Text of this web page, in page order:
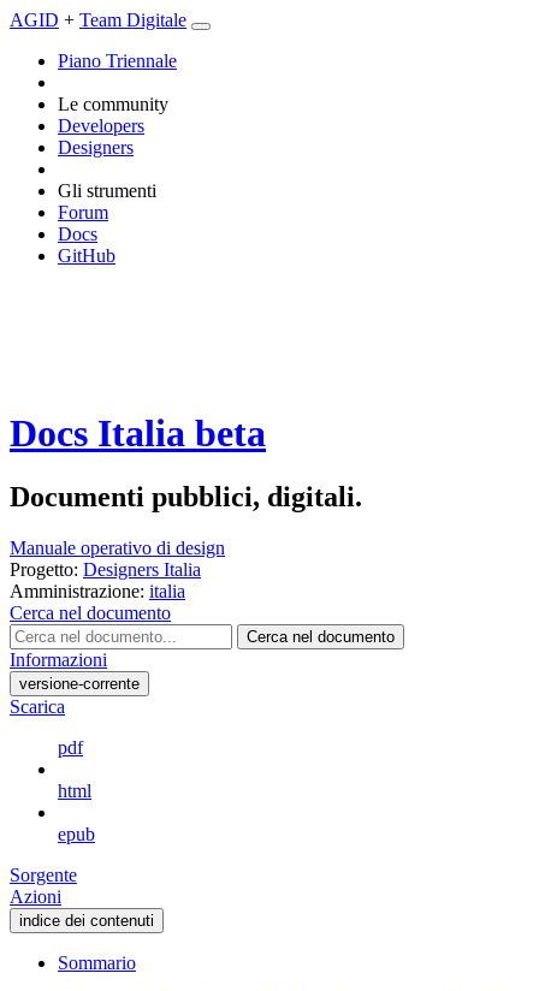
AGID + Team Digitale
Piano Triennale
Le community
Developers
Designers
Gli strumenti
Forum
Docs
GitHub
Docs Italia beta
Documenti pubblici, digitali.
Manuale operativo di design
Progetto: Designers Italia
Amministrazione: italia
Cerca nel documento
Cerca nel documento
Informazioni
versione-corrente
Scarica
pdf
html
epub
Sorgente
Azioni
indice dei contenuti
Sommario